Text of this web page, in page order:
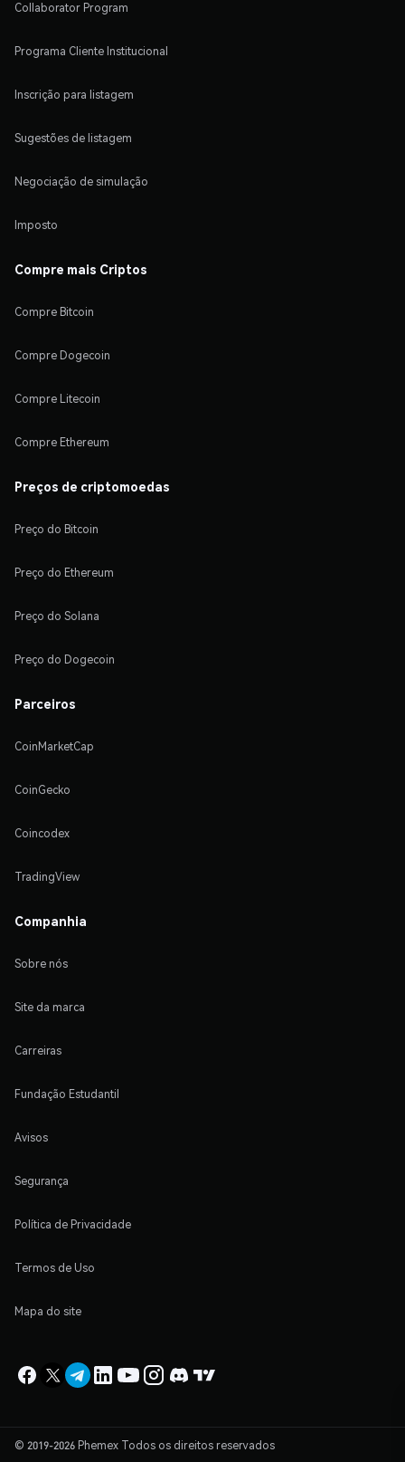
Collaborator Program
Programa Cliente Institucional
Inscrição para listagem
Sugestões de listagem
Negociação de simulação
Imposto
Compre mais Criptos
Compre Bitcoin
Compre Dogecoin
Compre Litecoin
Compre Ethereum
Preços de criptomoedas
Preço do Bitcoin
Preço do Ethereum
Preço do Solana
Preço do Dogecoin
Parceiros
CoinMarketCap
CoinGecko
Coincodex
TradingView
Companhia
Sobre nós
Site da marca
Carreiras
Fundação Estudantil
Avisos
Segurança
Política de Privacidade
Termos de Uso
Mapa do site
© 2019-2026 Phemex Todos os direitos reservados